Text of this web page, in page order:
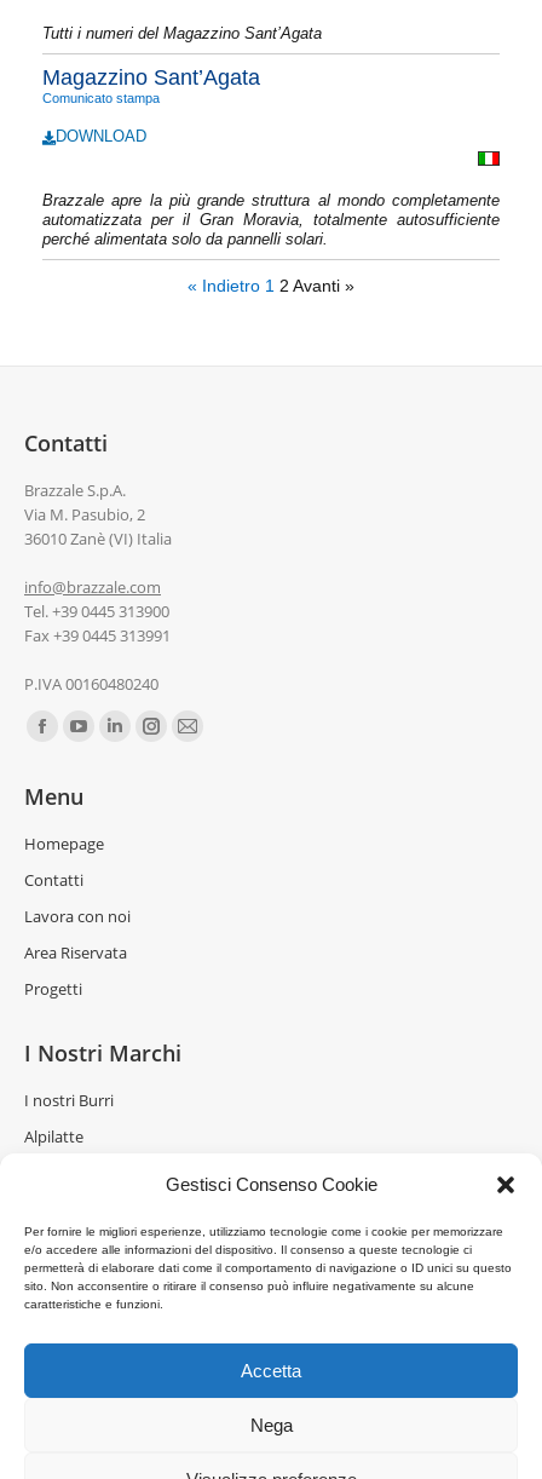
Gestisci Consenso Cookie
Per fornire le migliori esperienze, utilizziamo tecnologie come i cookie per memorizzare
e/o accedere alle informazioni del dispositivo. Il consenso a queste tecnologie ci
permetterà di elaborare dati come il comportamento di navigazione o ID unici su questo
sito. Non acconsentire o ritirare il consenso può influire negativamente su alcune
caratteristiche e funzioni.
Accetta
Nega
Tutti i numeri del Magazzino Sant’Agata
Magazzino Sant’Agata
Comunicato stampa
DOWNLOAD
Brazzale apre la più grande struttura al mondo completamente
automatizzata per il Gran Moravia, totalmente autosufficiente
perché alimentata solo da pannelli solari.
« Indietro 1 2 Avanti »
Contatti
Brazzale S.p.A.
Via M. Pasubio, 2
36010 Zanè (VI) Italia
info@brazzale.com
Tel. +39 0445 313900
Fax +39 0445 313991
P.IVA 00160480240
Ci puoi trovare su:
Menu
Homepage
Contatti
Lavora con noi
Area Riservata
Progetti
I Nostri Marchi
I nostri Burri
Alpilatte
Gran Moravia
Verena